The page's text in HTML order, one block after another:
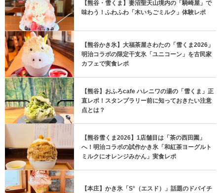
【熊谷・雪くま】妻沼聖天山境内の「騎崎屋」で
味わう！ふわふわ「木いちごミルク」体験レポ
【熊谷かき氷】大福茶屋さわたの「雪くま2026」
明治コラボの限定干支氷「ユニコーン」を古民家
カフェで実食レポ
【熊谷】おふろcafe ハレニワの湯の「雪くま」正
直レポ！スタンプラリー前に知っておきたい注意
点とは？
【熊谷雪くま2026】1店舗目は「茶の西田園」
へ！明治コラボの試作かき氷「和紅茶ヨーグルト
ミルクにオレンジみかん」実食レポ
【本庄】かき氷「S°（エスド）」話題のドバイチ